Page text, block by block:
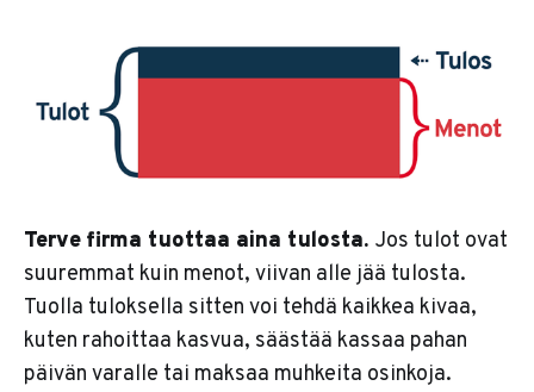
Terve firma tuottaa aina tulosta. Jos tulot ovat
suuremmat kuin menot, viivan alle jää tulosta.
Tuolla tuloksella sitten voi tehdä kaikkea kivaa,
kuten rahoittaa kasvua, säästää kassaa pahan
päivän varalle tai maksaa muhkeita osinkoja.